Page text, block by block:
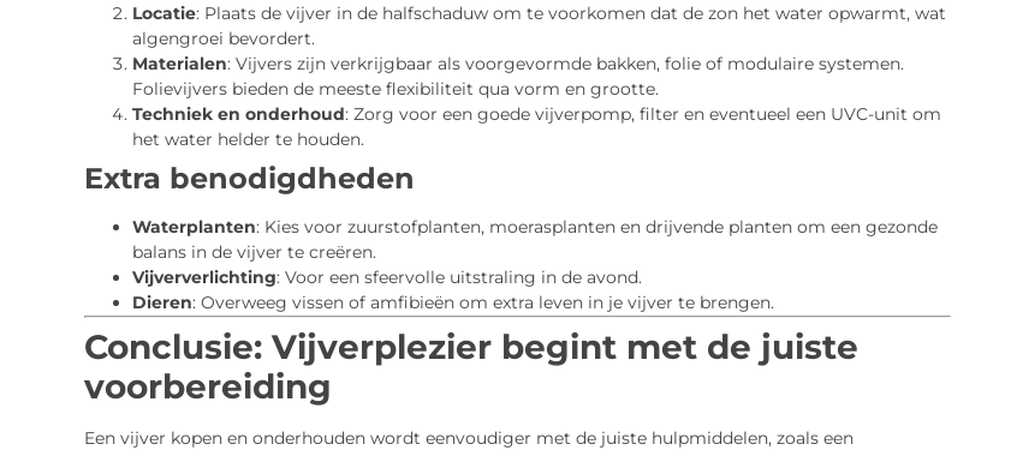
Locatie: Plaats de vijver in de halfschaduw om te voorkomen dat de zon het water opwarmt, wat
algengroei bevordert.
Materialen: Vijvers zijn verkrijgbaar als voorgevormde bakken, folie of modulaire systemen.
Folievijvers bieden de meeste flexibiliteit qua vorm en grootte.
Techniek en onderhoud: Zorg voor een goede vijverpomp, filter en eventueel een UVC-unit om
het water helder te houden.
Extra benodigdheden
Waterplanten: Kies voor zuurstofplanten, moerasplanten en drijvende planten om een gezonde
balans in de vijver te creëren.
Vijververlichting: Voor een sfeervolle uitstraling in de avond.
Dieren: Overweeg vissen of amfibieën om extra leven in je vijver te brengen.
Conclusie: Vijverplezier begint met de juiste
voorbereiding
Een vijver kopen en onderhouden wordt eenvoudiger met de juiste hulpmiddelen, zoals een